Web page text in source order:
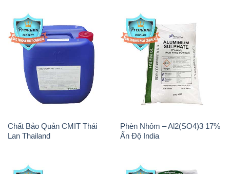
Chất Bảo Quản CMIT Thái
Lan Thailand
Phèn Nhôm – Al2(SO4)3 17%
Ấn Độ India